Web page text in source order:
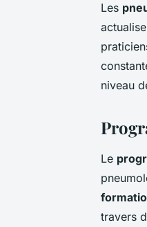
Les
niveau
Le
travers